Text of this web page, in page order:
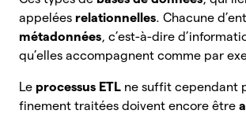
appelées relationnelles. Chacune
métadonnées, c’est-à-dire
qu’elles accompagnent comme par
Le processus ETL ne suffit cependant
finement traitées doivent encore être